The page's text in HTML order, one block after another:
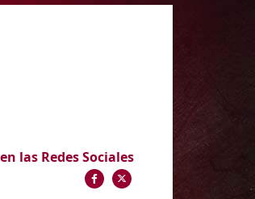
las Redes Sociales